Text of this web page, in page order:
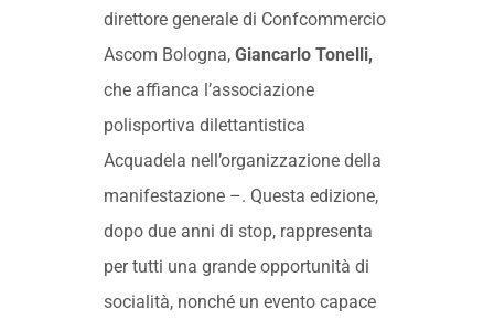
direttore generale di Confcommercio
Ascom Bologna, Giancarlo Tonelli,
che affianca l’associazione
polisportiva dilettantistica
Acquadela nell’organizzazione della
manifestazione –. Questa edizione,
dopo due anni di stop, rappresenta
per tutti una grande opportunità di
socialità, nonché un evento capace